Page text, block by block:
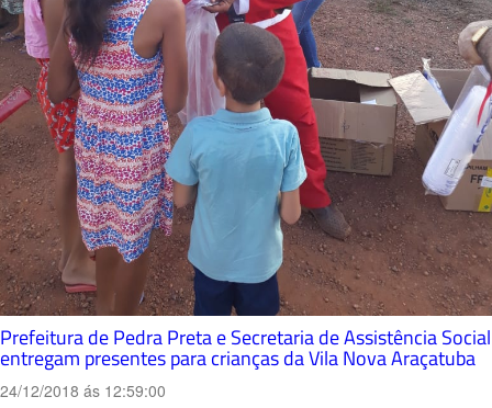
Prefeitura de Pedra Preta e Secretaria de Assistência Social
entregam presentes para crianças da Vila Nova Araçatuba
24/12/2018 ás 12:59:00